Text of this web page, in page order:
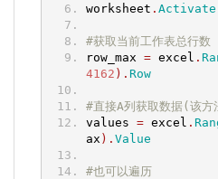
worksheet . Activate
#获取当前工作表总行数
row_max = excel .
4162 ). Row
#直接A列获取数据(该方
values = excel .
ax ). Value
#也可以遍历